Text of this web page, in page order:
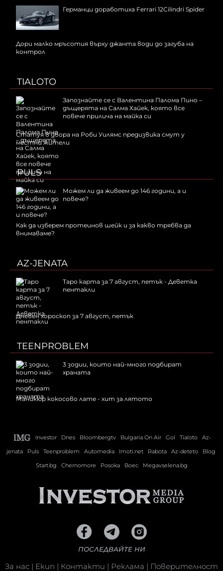
Германци доработиха Ferrari 12Cilindri Spider
Дори малко мръсотия върху джанта води до загуба на
контрол
TIALOTO
Запознайте се с Валентина Палома Пино –
дъщерята на Салма Хайек, която все
повече прилича на майка си
Статуя в двора на Роби Уилямс предизвика смут у
местни жители
PULS
Можем ли да живеем до 146 години, а и
повече?
Как да изберем протеинов шейк и за какво трябва да
внимаваме?
AZ-JENATA
Таро карта за 7 август, петък - Деветка
пентакли
Дневен хороскоп за 7 август, петък
TEENPROBLEM
3 зодии, които най-много подбират
храната
Маникюр кокосово лате - хит за лятото
Investor Dnes Bloombergtv Bulgaria On Air Gol Tialoto
Az-
jenata
Puls Teenproblem Automedia Imoti.net Rabota Az-deteto
Blog
Start.bg
Chernomore Posoka Boec Megavselena.bg
ПОСЛЕДВАЙТЕ НИ
За нас | Екип | Контакти | Реклама | Поверителност